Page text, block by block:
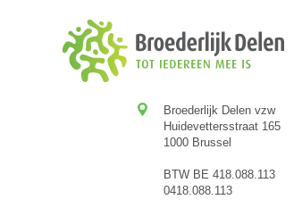
Broederlijk Delen vzw
Huidevettersstraat 165
1000 Brussel
BTW BE 418.088.113
0418.088.113